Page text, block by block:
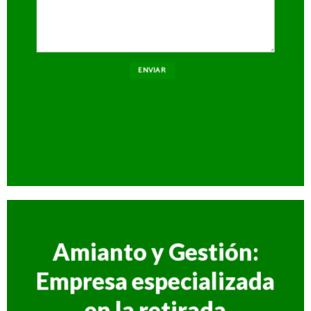
Amianto y Gestión:
Empresa especializada